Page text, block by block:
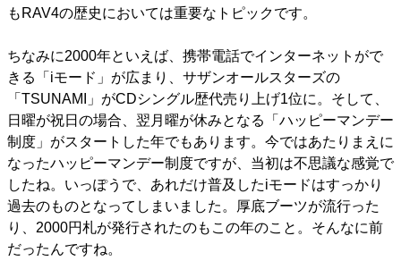
もRAV4の歴史においては重要なトピックです。
ちなみに2000年といえば、携帯電話でインターネットがで
きる「iモード」が広まり、サザンオールスターズの
「TSUNAMI」がCDシングル歴代売り上げ1位に。そして、
日曜が祝日の場合、翌月曜が休みとなる「ハッピーマンデー
制度」がスタートした年でもあります。今ではあたりまえに
なったハッピーマンデー制度ですが、当初は不思議な感覚で
したね。いっぽうで、あれだけ普及したiモードはすっかり
過去のものとなってしまいました。厚底ブーツが流行った
り、2000円札が発行されたのもこの年のこと。そんなに前
だったんですね。